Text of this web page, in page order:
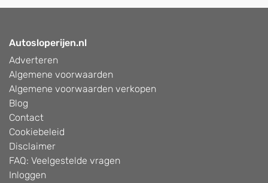
Autosloperijen.nl
Adverteren
Algemene voorwaarden
Algemene voorwaarden verkopen
Blog
Contact
Cookiebeleid
Disclaimer
FAQ: Veelgestelde vragen
Inloggen